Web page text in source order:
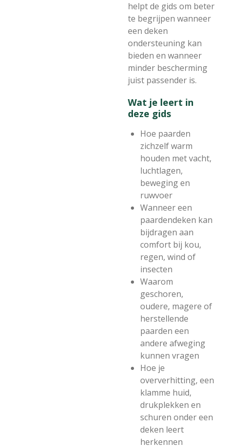
helpt de gids om beter
te begrijpen wanneer
een deken
ondersteuning kan
bieden en wanneer
minder bescherming
juist passender is.
Wat je leert in
deze gids
Hoe paarden
zichzelf warm
houden met vacht,
luchtlagen,
beweging en
ruwvoer
Wanneer een
paardendeken kan
bijdragen aan
comfort bij kou,
regen, wind of
insecten
Waarom
geschoren,
oudere, magere of
herstellende
paarden een
andere afweging
kunnen vragen
Hoe je
oververhitting, een
klamme huid,
drukplekken en
schuren onder een
deken leert
herkennen